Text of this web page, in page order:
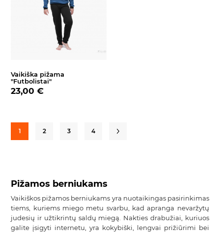
Vaikiška pižama
"Futbolistai"
23,00 €
1 2 3 4
Pižamos berniukams
Vaikiškos pižamos berniukams yra nuotaikingas pasirinkimas
tiems, kuriems miego metu svarbu, kad apranga nevaržytų
judesių ir užtikrintų saldų miegą. Nakties drabužiai, kuriuos
galite įsigyti internetu, yra kokybiški, lengvai prižiūrimi bei